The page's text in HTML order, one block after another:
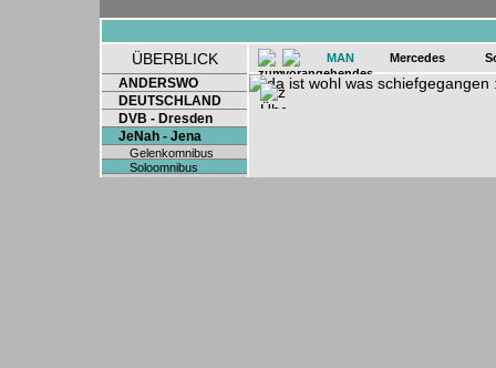
ÜBERBLICK
ANDERSWO
DEUTSCHLAND
DVB - Dresden
JeNah - Jena
Gelenkomnibus
Soloomnibus
Sonderwagen
MAN Mercedes